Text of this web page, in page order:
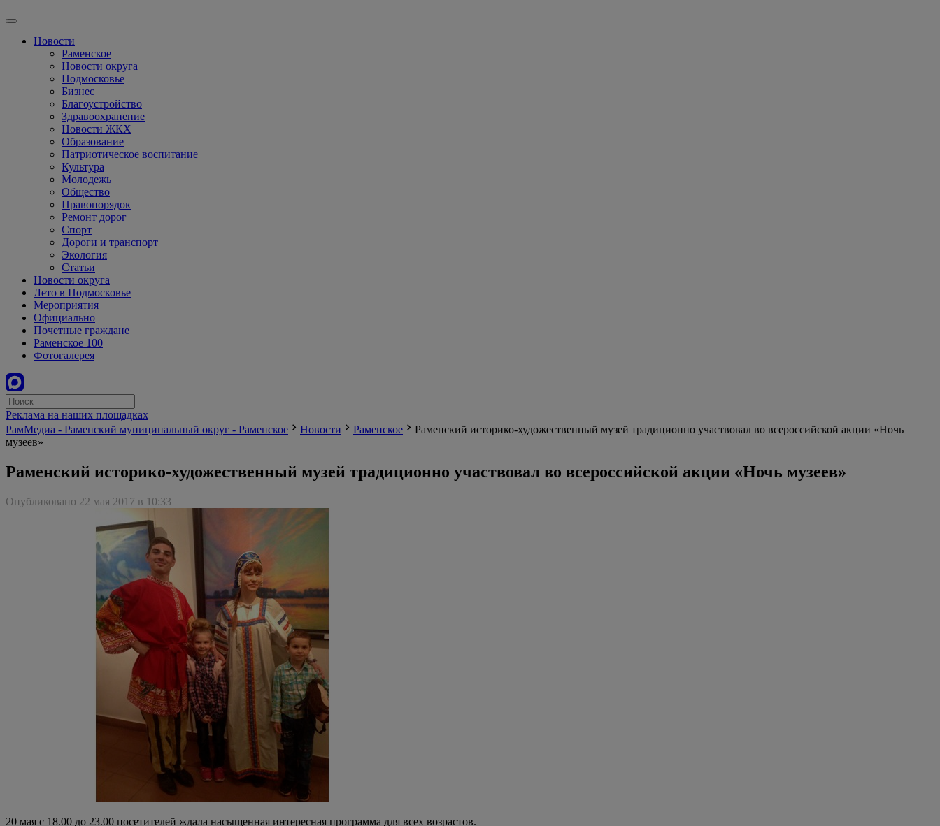
Новости
Раменское
Новости округа
Подмосковье
Бизнес
Благоустройство
Здравоохранение
Новости ЖКХ
Образование
Патриотическое воспитание
Культура
Молодежь
Общество
Правопорядок
Ремонт дорог
Спорт
Дороги и транспорт
Экология
Статьи
Новости округа
Лето в Подмосковье
Мероприятия
Официально
Почетные граждане
Раменское 100
Фотогалерея
Реклама на наших площадках
РамМедиа - Раменский муниципальный округ - Раменское
Новости Раменское
Раменский историко-художественный музей традиционно участвовал во всероссийской акции «Ночь
музеев»
Раменский историко-художественный музей традиционно участвовал во всероссийской акции «Ночь музеев»
Опубликовано 22 мая 2017 в 10:33
20 мая с 18.00 до 23.00 посетителей ждала насыщенная интересная программа для всех возрастов.